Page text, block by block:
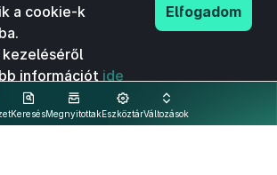
KeresésMegnyitottakEszköztárVáltozások
a cookie-k
információt ide
Elfogadom